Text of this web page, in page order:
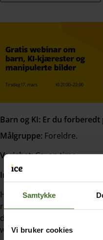
Samtykke
Vi bruker cookies
Barn og KI: Er du forberedt
Målgruppe: Foreldre.
Varighet:Ca. en time.
Innhold:
Hvordan kan du veilede
rammer og utvikle barnas
dømmekraft overfor kunstig
webinaropptaket med